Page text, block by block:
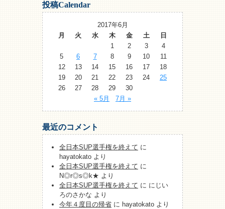
投稿Calendar
2017年6月
月
火 水 木 金 土
日
1
2 3
4
5
6 7 8 9 10
11
12
13 14 15 16 17
18
19
20 21 22 23 24
25
26
27 28 29
30
« 5月
7月 »
最近のコメント
全日本SUP選手権を終えて に
hayatokato より
全日本SUP選手権を終えて に
N◎r◎s◎k★ より
全日本SUP選手権を終えて に にじい
ろのさかな より
今年４度目の帰省 に hayatokato より